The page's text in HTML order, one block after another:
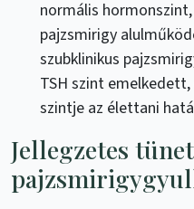
normális
pajzsmirigy
szubklinikus
TSH szint
szintje az élettani
Jellegzetes